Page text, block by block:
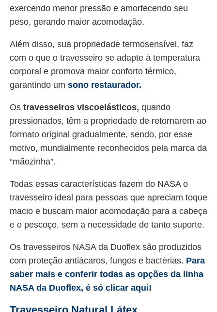
exercendo menor pressão e amortecendo seu
peso, gerando maior acomodação.
Além disso, sua propriedade termosensível, faz
com o que o travesseiro se adapte à temperatura
corporal e promova maior conforto térmico,
garantindo um sono restaurador.
Os travesseiros viscoelásticos, quando
pressionados, têm a propriedade de retornarem ao
formato original gradualmente, sendo, por esse
motivo, mundialmente reconhecidos pela marca da
“mãozinha”.
Todas essas características fazem do NASA o
travesseiro ideal para pessoas que apreciam toque
macio e buscam maior acomodação para a cabeça
e o pescoço, sem a necessidade de tanto suporte.
Os travesseiros NASA da Duoflex são produzidos
com proteção antiácaros, fungos e bactérias. Para
saber mais e conferir todas as opções da linha
NASA da Duoflex, é só clicar aqui!